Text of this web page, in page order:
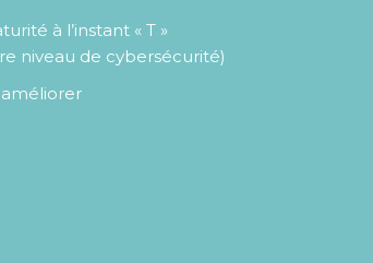
à l’instant « T »
niveau de cybersécurité)
améliorer